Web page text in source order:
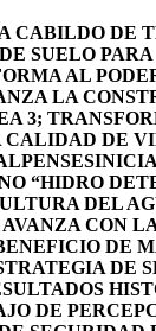
CABILDO DE
SUELO
AL
LA
3;
DE
“HIDRO
DEL
CON
DE
DE
DE